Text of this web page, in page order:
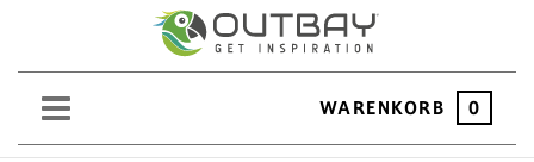
WARENKORB 0